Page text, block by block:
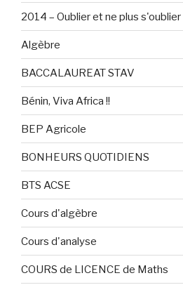
2014 – Oublier et ne plus s'oublier
Algèbre
BACCALAUREAT STAV
Bénin, Viva Africa !!
BEP Agricole
BONHEURS QUOTIDIENS
BTS ACSE
Cours d'algèbre
Cours d'analyse
COURS de LICENCE de Maths